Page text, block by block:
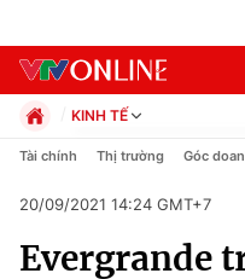
Chuyên mục
KINH TẾ
Chính trị
Pháp luật
Kinh tế
Tài chính Thị trường Góc
20/09/2021 14:24 GMT+7
Evergrande